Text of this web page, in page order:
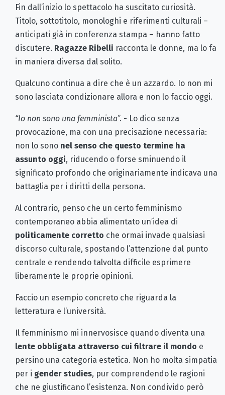
Fin dall’inizio lo spettacolo ha suscitato curiosità.
Titolo, sottotitolo, monologhi e riferimenti culturali –
anticipati già in conferenza stampa – hanno fatto
discutere. Ragazze Ribelli racconta le donne, ma lo fa
in maniera diversa dal solito.
Qualcuno continua a dire che è un azzardo. Io non mi
sono lasciata condizionare allora e non lo faccio oggi.
“Io non sono una femminista”. - Lo dico senza
provocazione, ma con una precisazione necessaria:
non lo sono nel senso che questo termine ha
assunto oggi, riducendo o forse sminuendo il
significato profondo che originariamente indicava una
battaglia per i diritti della persona.
Al contrario, penso che un certo femminismo
contemporaneo abbia alimentato un’idea di
politicamente corretto che ormai invade qualsiasi
discorso culturale, spostando l’attenzione dal punto
centrale e rendendo talvolta difficile esprimere
liberamente le proprie opinioni.
Faccio un esempio concreto che riguarda la
letteratura e l’università.
Il femminismo mi innervosisce quando diventa una
lente obbligata attraverso cui filtrare il mondo e
persino una categoria estetica. Non ho molta simpatia
per i gender studies, pur comprendendo le ragioni
che ne giustificano l’esistenza. Non condivido però